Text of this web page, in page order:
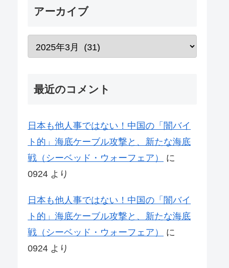
アーカイブ
最近のコメント
日本も他人事ではない！中国の「闇バイ
ト的」海底ケーブル攻撃と、新たな海底
戦（シーベッド・ウォーフェア）
に
0924 より
日本も他人事ではない！中国の「闇バイ
ト的」海底ケーブル攻撃と、新たな海底
戦（シーベッド・ウォーフェア）
に
0924 より